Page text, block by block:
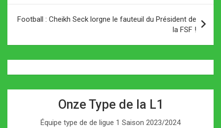
Football : Cheikh Seck lorgne le fauteuil du Président de
la FSF !
Onze Type de la L1
Équipe type de de ligue 1 Saison 2023/2024